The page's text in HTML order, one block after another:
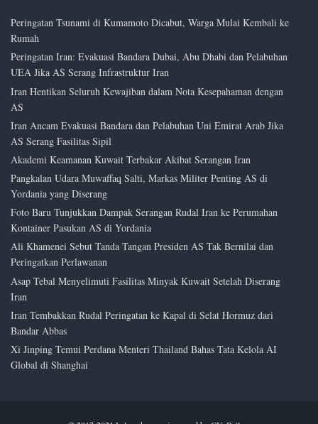
Peringatan Tsunami di Kumamoto Dicabut, Warga Mulai Kembali ke
Rumah
Peringatan Iran: Evakuasi Bandara Dubai, Abu Dhabi dan Pelabuhan
UEA Jika AS Serang Infrastruktur Iran
Iran Hentikan Seluruh Kewajiban dalam Nota Kesepahaman dengan
AS
Iran Ancam Evakuasi Bandara dan Pelabuhan Uni Emirat Arab Jika
AS Serang Fasilitas Sipil
Akademi Keamanan Kuwait Terbakar Akibat Serangan Iran
Pangkalan Udara Muwaffaq Salti, Markas Militer Penting AS di
Yordania yang Diserang
Foto Baru Tunjukkan Dampak Serangan Rudal Iran ke Perumahan
Kontainer Pasukan AS di Yordania
Ali Khamenei Sebut Tanda Tangan Presiden AS Tak Bernilai dan
Peringatkan Perlawanan
Asap Tebal Menyelimuti Fasilitas Minyak Kuwait Setelah Diserang
Iran
Iran Tembakkan Rudal Peringatan ke Kapal di Selat Hormuz dari
Bandar Abbas
Xi Jinping Temui Perdana Menteri Thailand Bahas Tata Kelola AI
Global di Shanghai